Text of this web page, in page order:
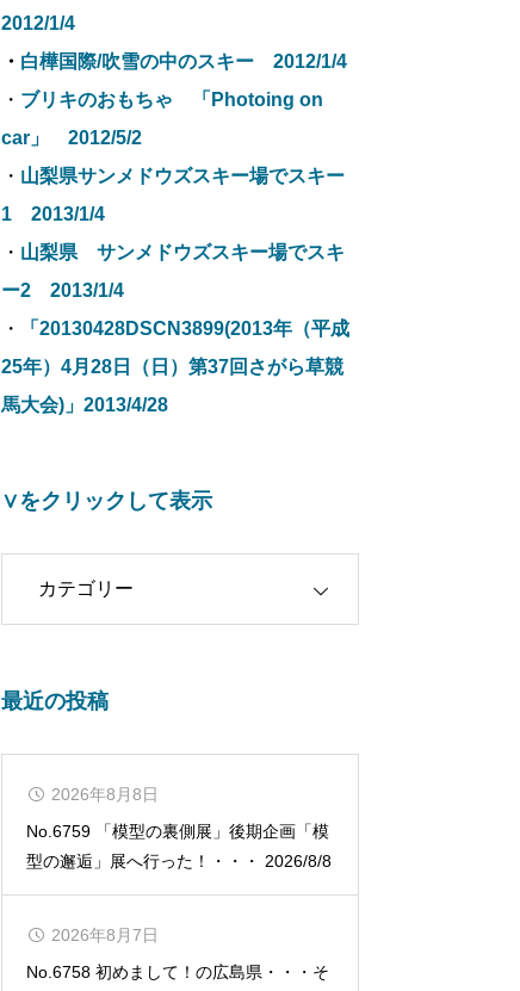
2012/1/4
・ 白樺国際/吹雪の中のスキー 2012/1/4
・ ブリキのおもちゃ 「Photoing on
car」 2012/5/2
・ 山梨県サンメドウズスキー場でスキー
1 2013/1/4
・ 山梨県 サンメドウズスキー場でスキ
ー2 2013/1/4
・
「20130428DSCN3899(2013年（平成
25年）4月28日（日）第37回さがら草競
馬大会)」2013/4/28
∨をクリックして表示
最近の投稿
No.6759 「模型の裏側展」後期企画「模
型の邂逅」展へ行った！・・・ 2026/8/8
2026年8月8日
No.6758 初めまして！の広島県・・・そ
2026年8月7日